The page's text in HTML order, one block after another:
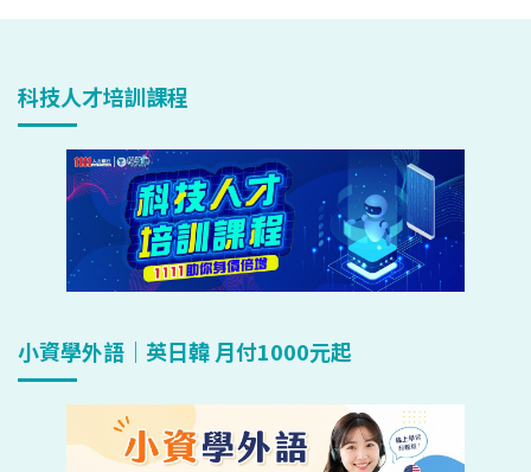
科技人才培訓課程
小資學外語｜英日韓 月付1000元起